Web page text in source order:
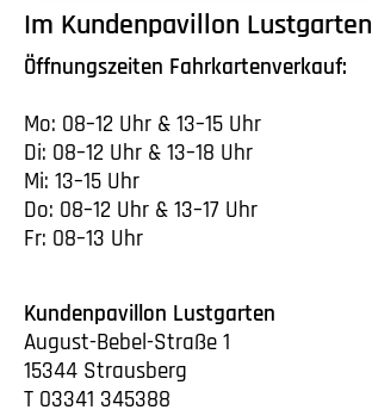
Im Kundenpavillon Lustgarten
Öffnungszeiten Fahrkartenverkauf:
Mo: 08–12 Uhr & 13–15 Uhr
Di: 08–12 Uhr & 13–18 Uhr
Mi: 13–15 Uhr
Do: 08–12 Uhr & 13–17 Uhr
Fr: 08–13 Uhr
Kundenpavillon Lustgarten
August-Bebel-Straße 1
15344 Strausberg
T 03341 345388